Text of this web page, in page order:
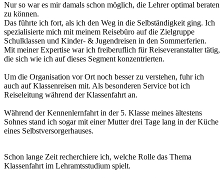
Nur so war es mir damals schon möglich, die Lehrer optimal beraten
zu können.
Das führte ich fort, als ich den Weg in die Selbständigkeit ging. Ich
spezialisierte mich mit meinem Reisebüro auf die Zielgruppe
Schulklassen und Kinder- & Jugendreisen in den Sommerferien.
Mit meiner Expertise war ich freiberuflich für Reiseveranstalter tätig,
die sich wie ich auf dieses Segment konzentrierten.
Um die Organisation vor Ort noch besser zu verstehen, fuhr ich
auch auf Klassenreisen mit. Als besonderen Service bot ich
Reiseleitung während der Klassenfahrt an.
Während der Kennenlernfahrt in der 5. Klasse meines ältestens
Sohnes stand ich sogar mit einer Mutter drei Tage lang in der Küche
eines Selbstversorgerhauses.
Schon lange Zeit recherchiere ich, welche Rolle das Thema
Klassenfahrt im Lehramtsstudium spielt.